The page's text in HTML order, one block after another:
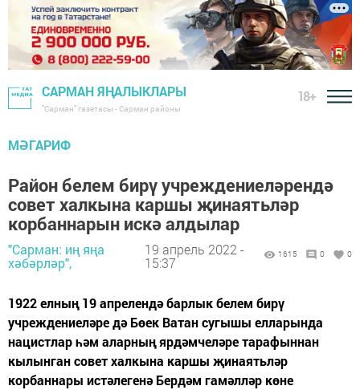
САРМАН ЯҢАЛЫКЛАРЫ
"Сарман" газетасы - Сарман районы
18+
МӘГАРИФ
Район белем бирү учреждениеләрендә
совет халкына каршы җинаятьләр
корбаннарын искә алдылар
"Сарман: иң яңа
хәбәрләр",
19 апрель 2022 -
15:37
1615 0 0
1922 елның 19 апрелендә барлык белем бирү
учреждениеләре дә Бөек Ватан сугышы елларында
нацистлар һәм аларның ярдәмчеләре тарафыннан
кылынган совет халкына каршы җинаятьләр
корбаннары истәлегенә Бердәм гамәлләр көне